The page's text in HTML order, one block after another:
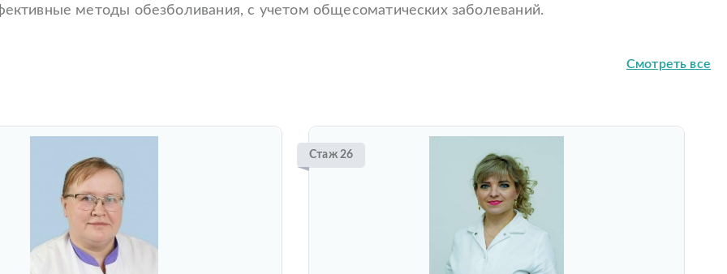
методы обезболивания, с учетом общесоматических заболеваний.
Смотреть все
Стаж 26